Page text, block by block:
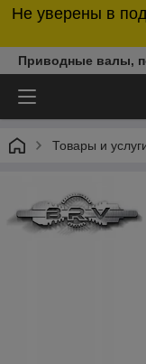
Не уверены в
Приводные валы,
Товары и